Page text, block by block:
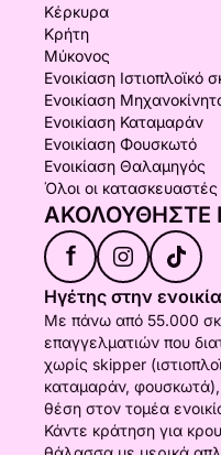
Κέρκυρα
Κρήτη
Μύκονος
Ενοικίαση Ιστιοπλοϊκό
Ενοικίαση
Ενοικίαση Καταμαράν
Ενοικίαση Φουσκωτό
Ενοικίαση Θαλαμηγός
Όλοι οι κατασκευαστές
ΑΚΟΛΟΥΘΉΣΤΕ
f
Ηγέτης στην
Με πάνω από 55.000
επαγγελματιών που
χωρίς skipper
καταμαράν, φουσκωτά),
θέση στον τομέα
Κάντε κράτηση για